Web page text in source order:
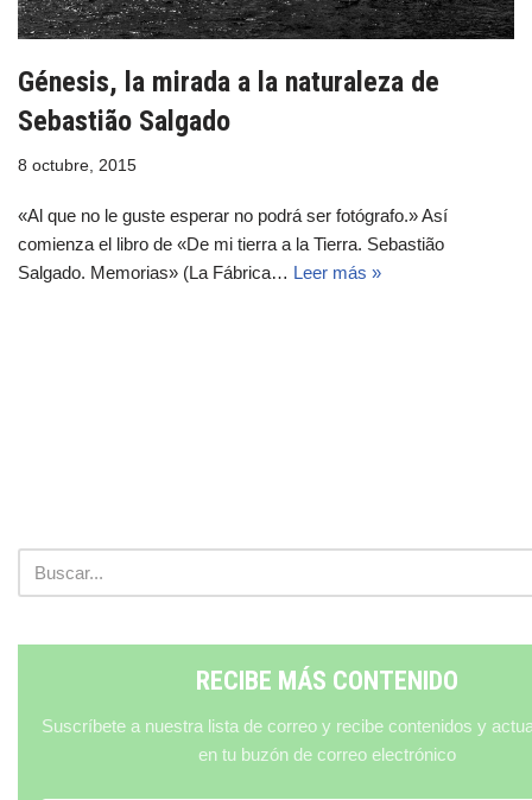
Génesis, la mirada a la naturaleza de
Sebastião Salgado
8 octubre, 2015
«Al que no le guste esperar no podrá ser fotógrafo.» Así
comienza el libro de «De mi tierra a la Tierra. Sebastião
Salgado. Memorias» (La Fábrica… Leer más »
RECIBE MÁS CONTENIDO
Suscríbete a nuestra lista de correo y recibe contenidos y
en tu buzón de correo electrónico